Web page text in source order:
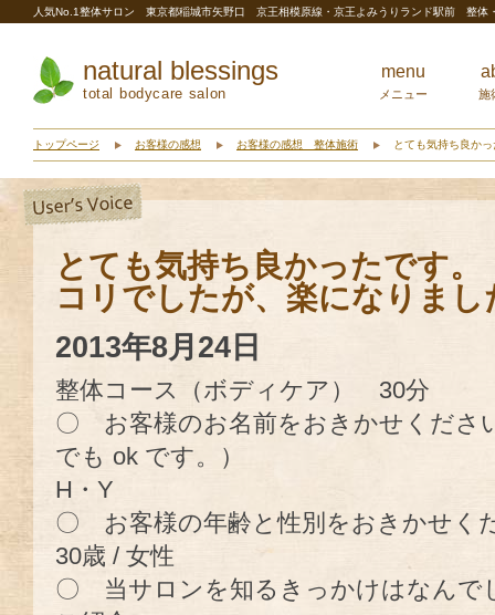
人気No.1整体サロン 東京都稲城市矢野口 京王相模原線・京王よみうりランド駅前 整
natural blessings
total bodycare salon
menu
メニュー 施
トップページ お客様の感想 お客様の感想 整体施術 とても気持ち良か
とても気持ち良かったです
コリでしたが、楽になりまし
2013年8月24日
整体コース（ボディケア） 30分
〇 お客様のお名前をおきかせくださ
でも ok です。）
H・Y
〇 お客様の年齢と性別をおきかせく
30歳 / 女性
〇 当サロンを知るきっかけはなんで